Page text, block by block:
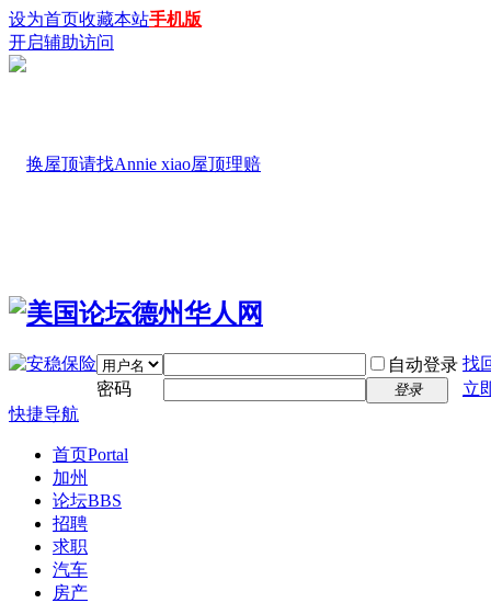
设为首页收藏本站手机版
开启辅助访问
自动登录 找
密码
登录
立
快捷导航
首页Portal
加州
论坛BBS
招聘
求职
汽车
房产